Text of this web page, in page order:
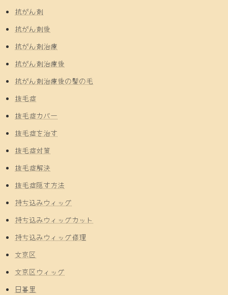
抗がん剤
抗がん剤後
抗がん剤治療
抗がん剤治療後
抗がん剤治療後の髪の毛
抜毛症
抜毛症カバー
抜毛症を治す
抜毛症対策
抜毛症解決
抜毛症隠す方法
持ち込みウィッグ
持ち込みウィッグカット
持ち込みウィッグ修理
文京区
文京区ウィッグ
日暮里